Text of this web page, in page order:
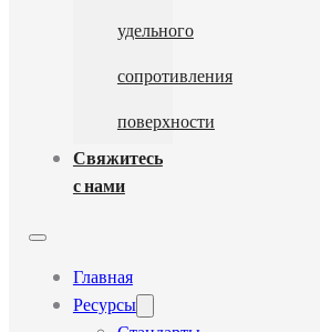
удельного
сопротивления
поверхности
Свяжитесь
с нами
Главная
Ресурсы